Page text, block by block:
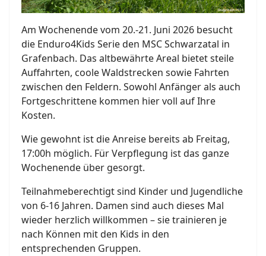
Am Wochenende vom 20.-21. Juni 2026 besucht
die Enduro4Kids Serie den MSC Schwarzatal in
Grafenbach. Das altbewährte Areal bietet steile
Auffahrten, coole Waldstrecken sowie Fahrten
zwischen den Feldern. Sowohl Anfänger als auch
Fortgeschrittene kommen hier voll auf Ihre
Kosten.
Wie gewohnt ist die Anreise bereits ab Freitag,
17:00h möglich. Für Verpflegung ist das ganze
Wochenende über gesorgt.
Teilnahmeberechtigt sind Kinder und Jugendliche
von 6-16 Jahren. Damen sind auch dieses Mal
wieder herzlich willkommen – sie trainieren je
nach Können mit den Kids in den
entsprechenden Gruppen.